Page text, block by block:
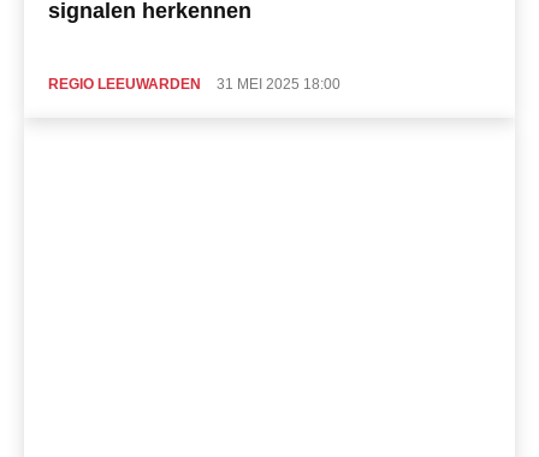
signalen herkennen
REGIO LEEUWARDEN 31 MEI 2025 18:00